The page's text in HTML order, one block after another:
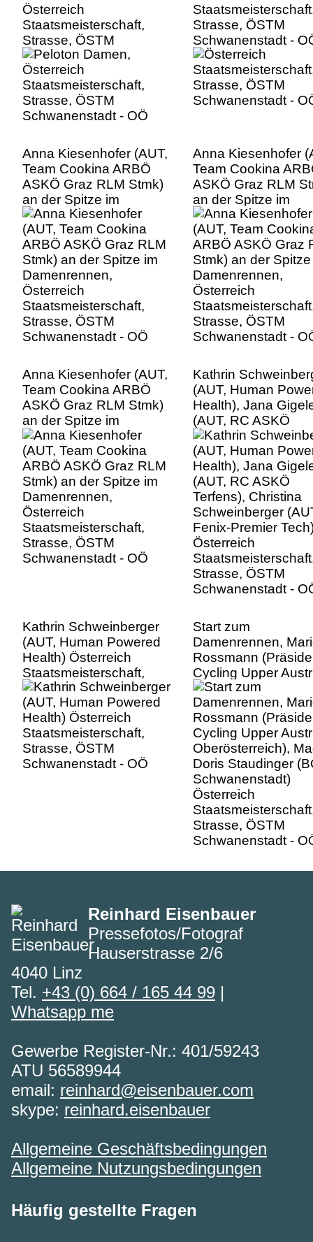
Österreich
Staatsmeisterschaft,
Strasse, ÖSTM
Schwanenstadt - OÖ
Strasse, ÖSTM
Schwanenstadt -
Anna Kiesenhofer (AUT,
Team Cookina ARBÖ
ASKÖ Graz RLM Stmk)
an der Spitze im
Damenrennen,
Österreich
Staatsmeisterschaft,
Strasse, ÖSTM
Schwanenstadt - OÖ
Anna Kiesenhofer
Team Cookina
ASKÖ Graz RLM
an der Spitze im
Damenrennen,
Österreich
Strasse, ÖSTM
Schwanenstadt -
Anna Kiesenhofer (AUT,
Team Cookina ARBÖ
ASKÖ Graz RLM Stmk)
an der Spitze im
Damenrennen,
Österreich
Staatsmeisterschaft,
Strasse, ÖSTM
Schwanenstadt - OÖ
Kathrin
(AUT, Human
Health), Jana
(AUT, RC ASKÖ
Terfens), Christina
Schweinberger
Fenix-Premier
Österreich
Strasse, ÖSTM
Schwanenstadt -
Kathrin Schweinberger
(AUT, Human Powered
Health) Österreich
Staatsmeisterschaft,
Strasse, ÖSTM
Schwanenstadt - OÖ
Start zum
Damenrennen,
Rossmann
Cycling Upper
Oberösterreich),
Doris Staudinger
Schwanenstadt)
Österreich
Strasse, ÖSTM
Schwanenstadt -
Reinhard Eisenbauer
Pressefotos/Fotograf
Hauserstrasse 2/6
4040 Linz
Tel. +43 (0) 664 / 165 44 99 |
Whatsapp me
Gewerbe Register-Nr.: 401/59243
ATU 56589944
email: reinhard@eisenbauer.com
skype: reinhard.eisenbauer
Allgemeine Geschäftsbedingungen
Allgemeine Nutzungsbedingungen
Häufig gestellte Fragen